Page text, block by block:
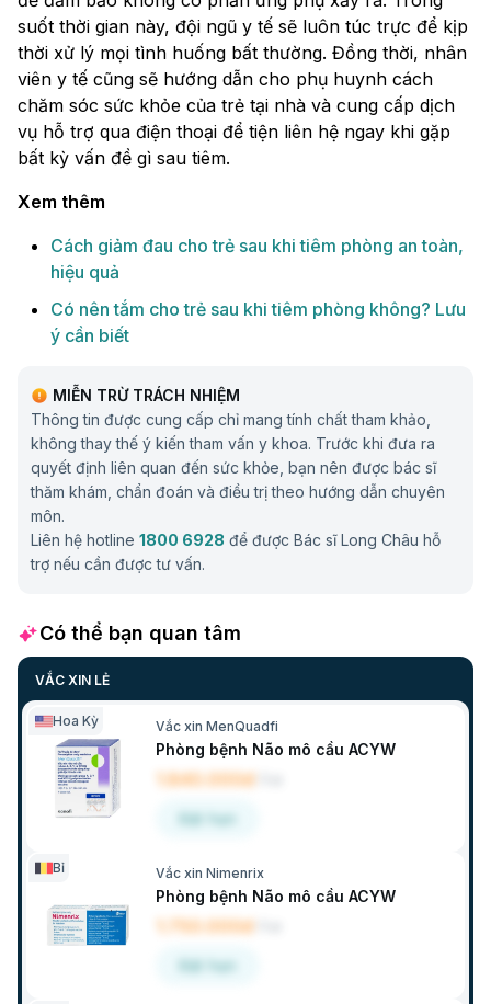
suốt thời gian này, đội ngũ y tế sẽ luôn túc trực để kịp
thời xử lý mọi tình huống bất thường. Đồng thời, nhân
viên y tế cũng sẽ hướng dẫn cho phụ huynh cách
chăm sóc sức khỏe của trẻ tại nhà và cung cấp dịch
vụ hỗ trợ qua điện thoại để tiện liên hệ ngay khi gặp
bất kỳ vấn đề gì sau tiêm.
Xem thêm
Cách giảm đau cho trẻ sau khi tiêm phòng an toàn,
hiệu quả
Có nên tắm cho trẻ sau khi tiêm phòng​ không? Lưu
ý cần biết
MIỄN TRỪ TRÁCH NHIỆM
Thông tin được cung cấp chỉ mang tính chất tham khảo,
không thay thế ý kiến tham vấn y khoa. Trước khi đưa ra
quyết định liên quan đến sức khỏe, bạn nên được bác sĩ
thăm khám, chẩn đoán và điều trị theo hướng dẫn chuyên
môn.
Liên hệ hotline 1800 6928 để được Bác sĩ Long Châu hỗ
trợ nếu cần được tư vấn.
Có thể bạn quan tâm
VẮC XIN LẺ
Hoa Kỳ Vắc xin MenQuadfi
Phòng bệnh Não mô cầu ACYW
1.840.000đ
Đặt hẹn
Bỉ Vắc xin Nimenrix
Phòng bệnh Não mô cầu ACYW
1.750.000đ
Đặt hẹn